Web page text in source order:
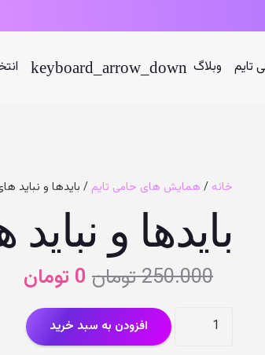
تایم وبلاگ
خانه / همایش های حامی تایم / بایدها و نباید
بایدها و
250.000تومان قیمت
اصلی
بود.
0 تومان
بایدها
افزودن به سبد خرید